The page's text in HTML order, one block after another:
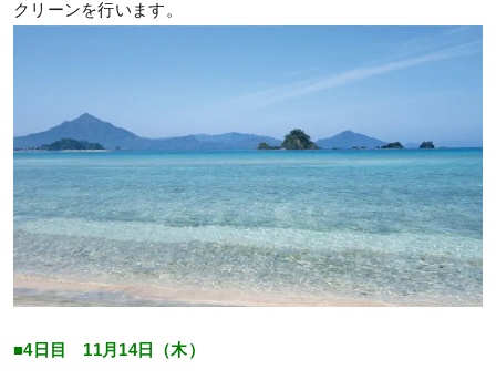
クリーンを行います。
■4日目 11月14日（木）